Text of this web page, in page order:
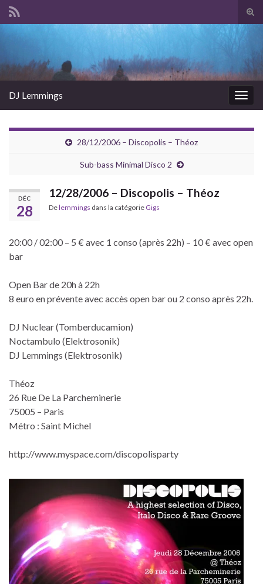
DJ Lemmings
28/12/2006 – Discopolis – Théoz
Sub-bass Minimal Disco 2
DÉC
28
12/28/2006 – Discopolis – Théoz
Delemmings dans la catégorie Gigs
20:00 / 02:00 – 5 € avec 1 conso (après 22h) – 10 € avec open
bar
Open Bar de 20h à 22h
8 euro en prévente avec accès open bar ou 2 conso après 22h.
DJ Nuclear (Tomberducamion)
Noctambulo (Elektrosonik)
DJ Lemmings (Elektrosonik)
Théoz
26 Rue De La Parcheminerie
75005 – Paris
Métro : Saint Michel
http://www.myspace.com/discopolisparty